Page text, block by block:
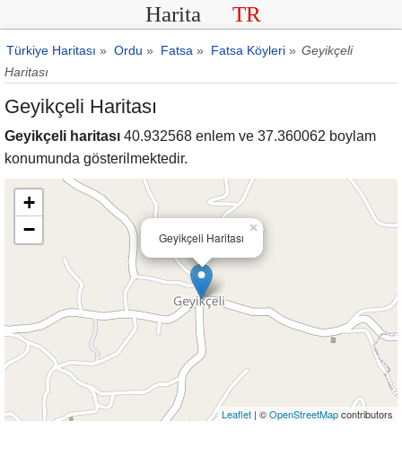
Harita TR
Türkiye Haritası » Ordu » Fatsa » Fatsa Köyleri » Geyikçeli
Haritası
Geyikçeli Haritası
Geyikçeli haritası 40.932568 enlem ve 37.360062 boylam
konumunda gösterilmektedir.
Geyikçeli Haritası
×
+
−
Leaflet | ©OpenStreetMapcontributors